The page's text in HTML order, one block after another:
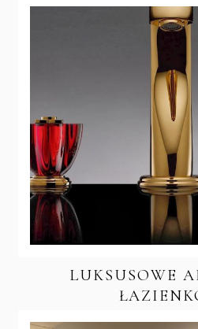
LUKSUSOWE